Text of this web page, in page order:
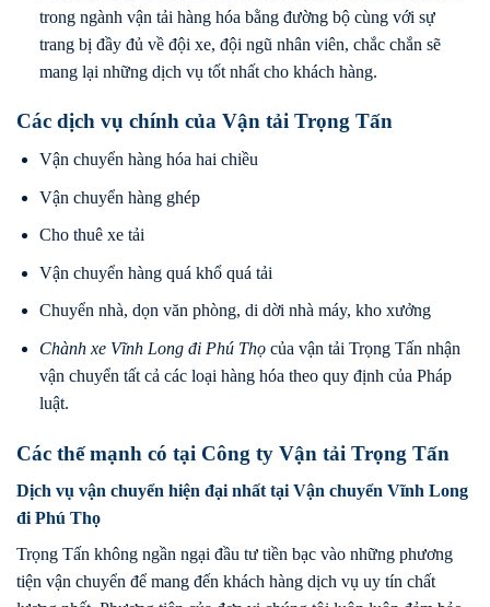
trong ngành vận tải hàng hóa bằng đường bộ cùng với sự
trang bị đầy đủ về đội xe, đội ngũ nhân viên, chắc chắn sẽ
mang lại những dịch vụ tốt nhất cho khách hàng.
Các dịch vụ chính của Vận tải Trọng Tấn
Vận chuyển hàng hóa hai chiều
Vận chuyển hàng ghép
Cho thuê xe tải
Vận chuyển hàng quá khổ quá tải
Chuyển nhà, dọn văn phòng, di dời nhà máy, kho xưởng
Chành xe Vĩnh Long đi Phú Thọcủa vận tải Trọng Tấn nhận
vận chuyển tất cả các loại hàng hóa theo quy định của Pháp
luật.
Các thế mạnh có tại Công ty Vận tải Trọng Tấn
Dịch vụ vận chuyển hiện đại nhất tại Vận chuyển Vĩnh Long
đi Phú Thọ
Trọng Tấn không ngần ngại đầu tư tiền bạc vào những phương
tiện vận chuyển để mang đến khách hàng dịch vụ uy tín chất